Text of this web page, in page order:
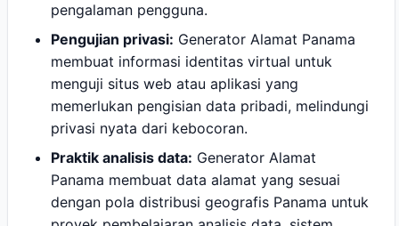
pengalaman pengguna.
Pengujian privasi: Generator Alamat Panama
membuat informasi identitas virtual untuk
menguji situs web atau aplikasi yang
memerlukan pengisian data pribadi, melindungi
privasi nyata dari kebocoran.
Praktik analisis data: Generator Alamat
Panama membuat data alamat yang sesuai
dengan pola distribusi geografis Panama untuk